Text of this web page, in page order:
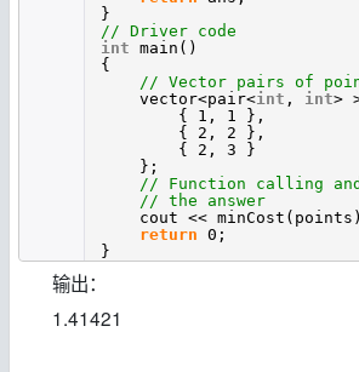
}
// Driver code
int main()
{
// Vector pairs of
vector<pair<int , int>
{ 1, 1 },
{ 2, 2 },
{ 2, 3 }
};
// Function calling
// the answer
cout <<
return 0;
}
输出：
1.41421